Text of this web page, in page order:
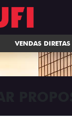
VENDAS DIRETAS